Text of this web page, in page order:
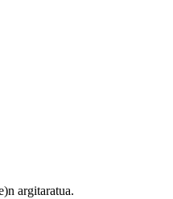
argitaratua.